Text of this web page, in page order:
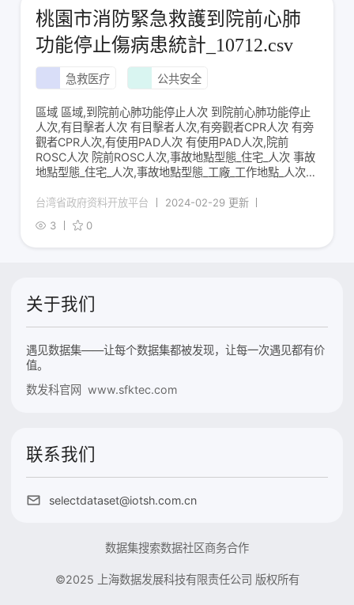
桃園市消防緊急救護到院前心肺
功能停止傷病患統計_10712.csv
急救医疗 公共安全
區域 區域,到院前心肺功能停止人次 到院前心肺功能停止
人次,有目擊者人次 有目擊者人次,有旁觀者CPR人次 有旁
觀者CPR人次,有使用PAD人次 有使用PAD人次,院前
ROSC人次 院前ROSC人次,事故地點型態_住宅_人次 事故
地點型態_住宅_人次,事故地點型態_工廠_工作地點_人次
心_人次 事故地點型態_運動中心_人次,事故地點型態_街
台湾省政府资料开放平台
2024-02-29 更新
3
0
关于我们
遇见数据集——让每个数据集都被发现，让每一次遇见都有价
值。
数发科官网 www.sfktec.com
联系我们
selectdataset@iotsh.com.cn
数据集搜索数据社区商务合作
©2025 上海数据发展科技有限责任公司 版权所有